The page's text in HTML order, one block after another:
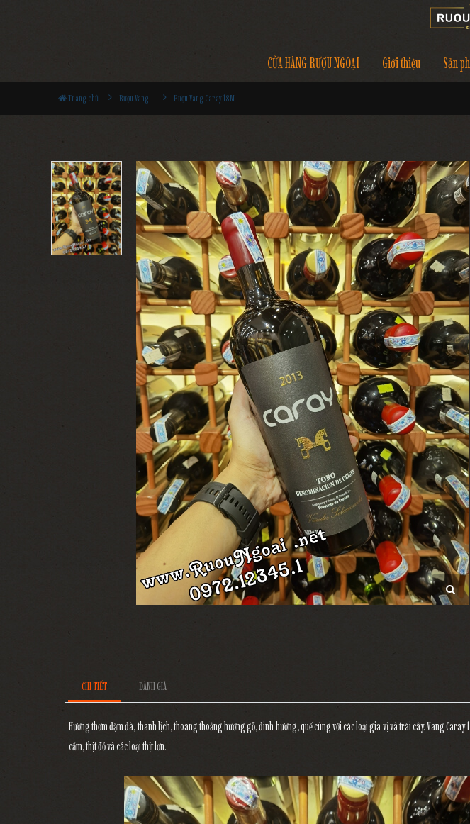
CỬA HÀNG RƯỢU NGOẠI Giới thiệu Sản
Trang chủ Rượu Vang Rượu Vang Caray 18M
CHI TIẾT ĐÁNH GIÁ
Hương thơm đậm đà, thanh lịch, thoang thoảng hương gỗ, đinh hương, quế cùng với các loại gia vị và trái cây.Vang Caray
cầm, thịt đỏ và các loại thịt lơn.